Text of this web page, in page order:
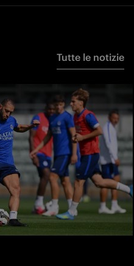
Tutte le notizie